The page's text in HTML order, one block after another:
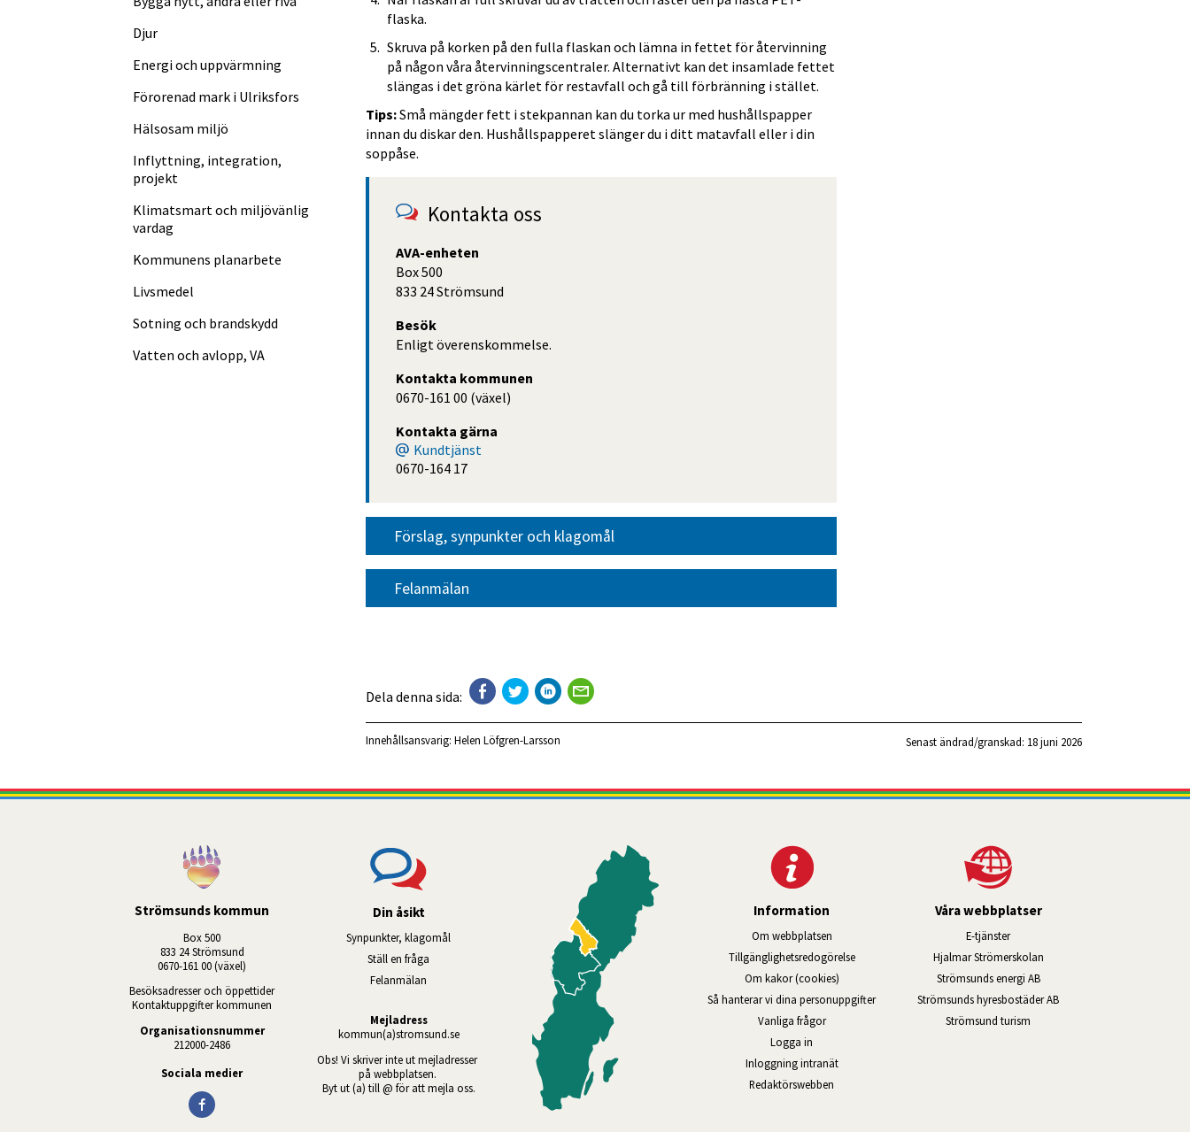
flaska.
Skruva på korken på den fulla flaskan och lämna in fettet för återvinning
på någon våra återvinningscentraler. Alternativt kan det insamlade fettet
slängas i det gröna kärlet för restavfall och gå till förbränning i stället.
Tips: Små mängder fett i stekpannan kan du torka ur med hushållspapper
innan du diskar den. Hushållspapperet slänger du i ditt matavfall eller i din
soppåse.
Kontakta oss
AVA-enheten
Box 500
833 24 Strömsund
Besök
Enligt överenskommelse.
Kontakta kommunen
0670-161 00 (växel)
Kontakta gärna
Kundtjänst
0670-164 17
Förslag, synpunkter och klagomål
Felanmälan
Dela denna sida:
Innehållsansvarig: Helen Löfgren-Larsson Senast ändrad/granskad: 18 juni 2026
Djur
Energi och uppvärmning
Förorenad mark i Ulriksfors
Hälsosam miljö
Inflyttning, integration,
projekt
Klimatsmart och miljövänlig
vardag
Kommunens planarbete
Livsmedel
Sotning och brandskydd
Vatten och avlopp, VA
Strömsunds kommun
Box 500
833 24 Strömsund
0670-161 00 (växel)
Besöksadresser och öppettider
Kontaktuppgifter kommunen
Organisationsnummer
212000-2486
Sociala medier
Din åsikt
Synpunkter, klagomål
Ställ en fråga
Felanmälan
Mejladress
kommun(a)stromsund.se
Obs! Vi skriver inte ut mejladresser
på webbplatsen.
Byt ut (a) till @ för att mejla oss.
Information
Om webbplatsen
Tillgänglig­hets­redo­görelse
Om kakor (cookies)
Så hanterar vi dina personuppgifter
Vanliga frågor
Logga in
Inloggning intranätÖppnas i nytt fönster.
Redaktörswebben
Våra webbplatser
E-tjänsterLänk till annan webbplats, öppnas i
Hjalmar StrömerskolanLänk till annan webbplats,
Strömsunds energi ABLänk till annan webbplats,
Strömsunds hyresbostäder ABLänk till annan webbplats,
Strömsund turism